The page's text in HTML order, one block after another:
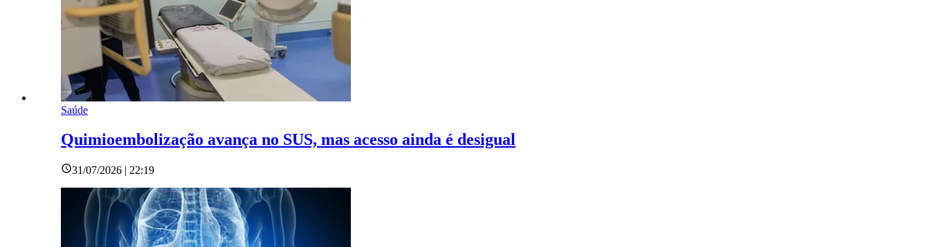
Saúde
Quimioembolização avança no SUS, mas acesso ainda é desigual
31/07/2026 | 22:19